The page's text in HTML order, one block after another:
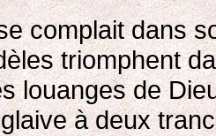
complait dans
triomphent
louanges de
à deux